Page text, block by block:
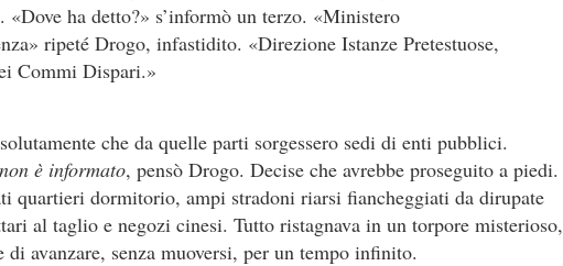
«Dove ha detto?» s’informò un terzo. «Ministero
ripeté Drogo, infastidito. «Direzione Istanze Pretestuose,
Commi Dispari.»
che da quelle parti sorgessero sedi di enti pubblici.
è informato, pensò Drogo. Decise che avrebbe proseguito a piedi.
quartieri dormitorio, ampi stradoni riarsi fiancheggiati da dirupate
al taglio e negozi cinesi. Tutto ristagnava in un torpore misterioso,
di avanzare, senza muoversi, per un tempo infinito.